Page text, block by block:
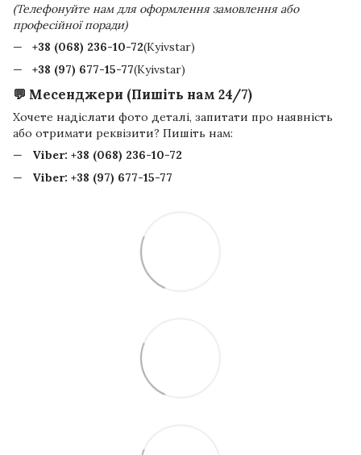
(Телефонуйте нам для оформлення замовлення або
професійної поради)
+38 (068) 236-10-72(Kyivstar)
+38 (97) 677-15-77(Kyivstar)
💬 Месенджери (Пишіть нам 24/7)
Хочете надіслати фото деталі, запитати про наявність
або отримати реквізити? Пишіть нам:
Viber: +38 (068) 236-10-72
Viber: +38 (97) 677-15-77